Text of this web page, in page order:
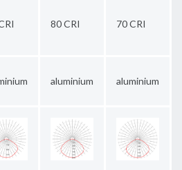
80 CRI 70 CRI
aluminium aluminium